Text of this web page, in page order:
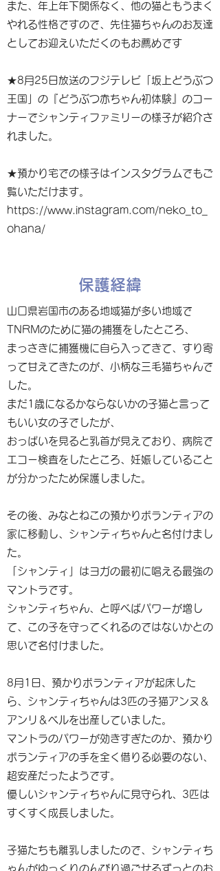
また、年上年下関係なく、他の猫ともうまく
やれる性格ですので、先住猫ちゃんのお友達
としてお迎えいただくのもお薦めです
★8月25日放送のフジテレビ「坂上どうぶつ
王国」の『どうぶつ赤ちゃん初体験』のコー
ナーでシャンティファミリーの様子が紹介さ
れました。
★預かり宅での様子はインスタグラムでもご
覧いただけます。
https://www.instagram.com/neko_to_
ohana/
保護経緯
山口県岩国市のある地域猫が多い地域で
TNRMのために猫の捕獲をしたところ、
まっさきに捕獲機に自ら入ってきて、すり寄
って甘えてきたのが、小柄な三毛猫ちゃんで
した。
まだ1歳になるかならないかの子猫と言って
もいい女の子でしたが、
おっぱいを見ると乳首が見えており、病院で
エコー検査をしたところ、妊娠していること
が分かったため保護しました。
その後、みなとねこの預かりボランティアの
家に移動し、シャンティちゃんと名付けまし
た。
「シャンティ」はヨガの最初に唱える最強の
マントラです。
シャンティちゃん、と呼べばパワーが増し
て、この子を守ってくれるのではないかとの
思いで名付けました。
8月1日、預かりボランティアが起床した
ら、シャンティちゃんは3匹の子猫アンヌ＆
アンリ＆ベルを出産していました。
マントラのパワーが効きすぎたのか、預かり
ボランティアの手を全く借りる必要のない、
超安産だったようです。
優しいシャンティちゃんに見守られ、3匹は
すくすく成長しました。
子猫たちも離乳しましたので、シャンティち
ゃんがゆっくりのんびり過ごせるずっとのお